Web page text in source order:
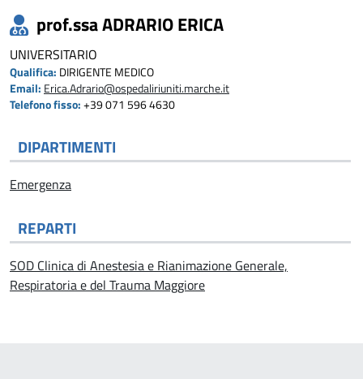
prof.ssa ADRARIO ERICA
UNIVERSITARIO
Qualifica: DIRIGENTE MEDICO
Email: Erica.Adrario@ospedaliriuniti.marche.it
Telefono fisso: +39 071 596 4630
DIPARTIMENTI
Emergenza
REPARTI
SOD Clinica di Anestesia e Rianimazione Generale,
Respiratoria e del Trauma Maggiore